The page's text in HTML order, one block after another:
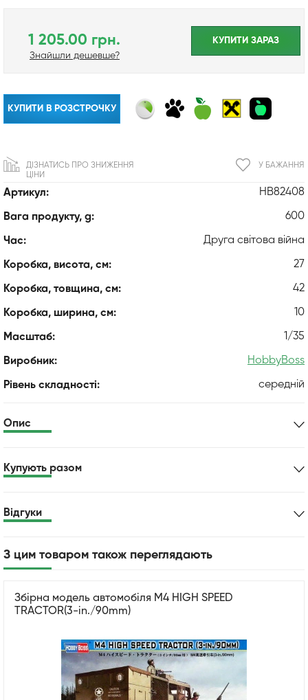
Артикул: HB82408
Вага продукту, g: 600
Час: Друга світова війна
Коробка, висота, см: 27
Коробка, товщина, см: 42
Коробка, ширина, см: 10
Масштаб: 1/35
Виробник: HobbyBoss
Рівень складності: середній
1 205.00 грн.
Знайшли дешевше?
КУПИТИ ЗАРАЗ
КУПИТИ В РОЗСТРОЧКУ
У БАЖАННЯ
ДІЗНАТИСЬ ПРО ЗНИЖЕННЯ
ЦІНИ
Опис
Купують разом
Відгуки
З цим товаром також переглядають
Збірна модель автомобіля M4 HIGH SPEED
TRACTOR(3-in./90mm)